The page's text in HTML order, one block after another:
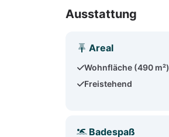
Ausstattung
Areal
Wohnfläche (490 m²)
Freistehend
Badespaß